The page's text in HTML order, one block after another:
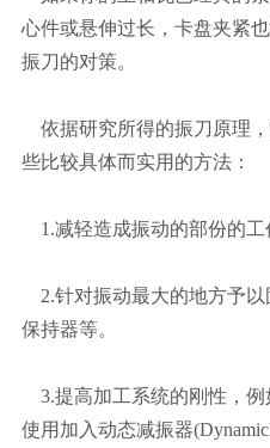
心件或悬伸过长，卡盘夹紧
振刀的对策。
依据研究所得的振刀原理
些比较具体而实用的方法：
1.减轻造成振动的部份的工
2.针对振动最大的地方予以
保持器等。
3.提高加工系统的刚性，例
使用加入动态减振器